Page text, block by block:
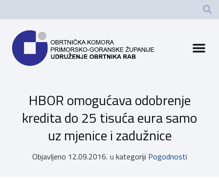
HBOR omogućava odobrenje
kredita do 25 tisuća eura samo
uz mjenice i zadužnice
Objavljeno 12.09.2016. u kategoriji Pogodnosti